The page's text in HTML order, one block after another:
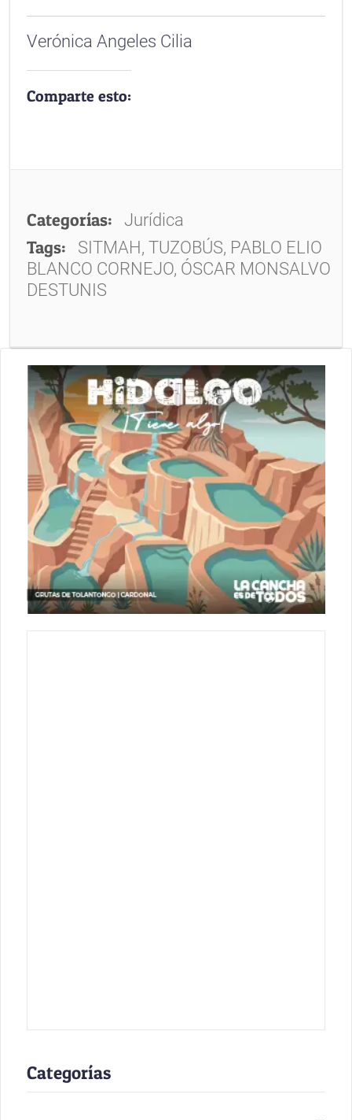
Verónica Angeles Cilia
Comparte esto:
Categorías: Jurídica
Tags:
SITMAH, TUZOBÚS, PABLO ELIO
BLANCO CORNEJO, ÓSCAR MONSALVO
DESTUNIS
Categorías